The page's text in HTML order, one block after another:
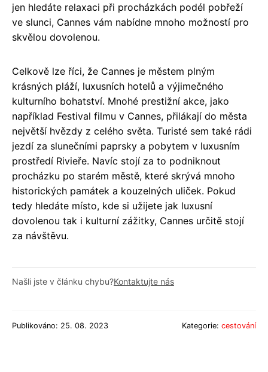
jen hledáte relaxaci při procházkách podél pobřeží
ve slunci, Cannes vám nabídne mnoho možností pro
skvělou dovolenou.
Celkově lze říci, že Cannes je městem plným
krásných pláží, luxusních hotelů a výjimečného
kulturního bohatství. Mnohé prestižní akce, jako
například Festival filmu v Cannes, přilákají do města
největší hvězdy z celého světa. Turisté sem také rádi
jezdí za slunečními paprsky a pobytem v luxusním
prostředí Rivieře. Navíc stojí za to podniknout
procházku po starém městě, které skrývá mnoho
historických památek a kouzelných uliček. Pokud
tedy hledáte místo, kde si užijete jak luxusní
dovolenou tak i kulturní zážitky, Cannes určitě stojí
za návštěvu.
Našli jste v článku chybu?Kontaktujte nás
Publikováno: 25. 08. 2023 Kategorie: cestování